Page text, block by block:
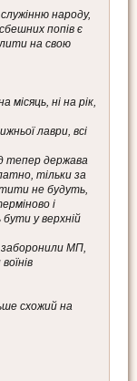
народу,
попів є
на свою
ні на рік,
лаври, всі
тепер держава
тільки за
не будуть,
і
у верхній
МП,
схожий на